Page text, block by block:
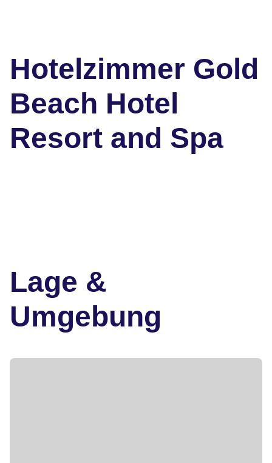
Hotelzimmer Gold
Beach Hotel
Resort and Spa
Lage &
Umgebung